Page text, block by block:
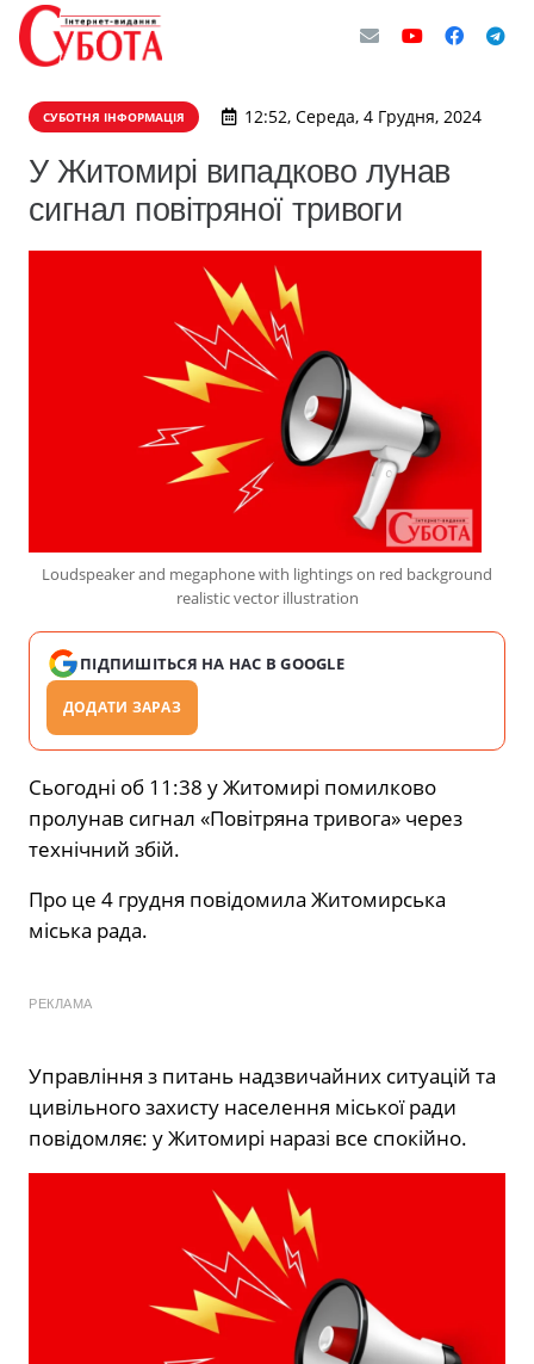
СУБОТНЯ ІНФОРМАЦІЯ 12:52, Середа, 4 Грудня, 2024
У Житомирі випадково лунав
сигнал повітряної тривоги
Loudspeaker and megaphone with lightings on red background
realistic vector illustration
ПІДПИШІТЬСЯ НА НАС В GOOGLE
ДОДАТИ ЗАРАЗ
Сьогодні об 11:38 у Житомирі помилково
пролунав сигнал «Повітряна тривога» через
технічний збій.
Про це 4 грудня повідомила Житомирська
міська рада.
РЕКЛАМА
Управління з питань надзвичайних ситуацій та
цивільного захисту населення міської ради
повідомляє: у Житомирі наразі все спокійно.